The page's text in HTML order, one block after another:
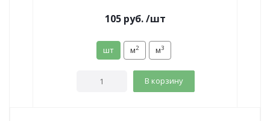
105 руб./шт
шт м2 м3
В корзину